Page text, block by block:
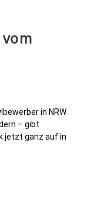
in NRW
– gibt
jetzt ganz auf in